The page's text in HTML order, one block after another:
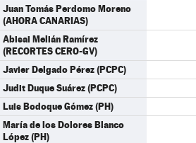
Juan Tomás Perdomo Moreno
(AHORA CANARIAS)
Abisai Melián Ramírez
(RECORTES CERO-GV)
Javier Delgado Pérez (PCPC)
Judit Duque Suárez (PCPC)
Luis Bodoque Gómez (PH)
María de los Dolores Blanco
López (PH)